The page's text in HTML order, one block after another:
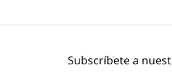
Subscríbete a